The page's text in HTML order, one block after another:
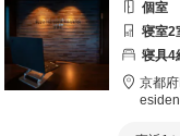
個室
寝室2
寝具4
京都府